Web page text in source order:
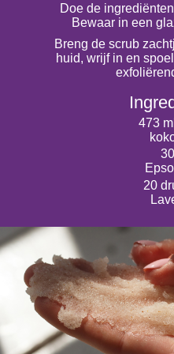
473
20
Doe de
Bewaar in een
Breng de scrub
huid, wrijf in en